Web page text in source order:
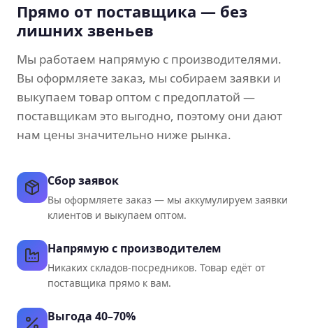
Прямо от поставщика — без
лишних звеньев
Мы работаем напрямую с производителями.
Вы оформляете заказ, мы собираем заявки и
выкупаем товар оптом с предоплатой —
поставщикам это выгодно, поэтому они дают
нам цены значительно ниже рынка.
Сбор заявок
Вы оформляете заказ — мы аккумулируем заявки
клиентов и выкупаем оптом.
Напрямую с производителем
Никаких складов-посредников. Товар едёт от
поставщика прямо к вам.
Выгода 40–70%